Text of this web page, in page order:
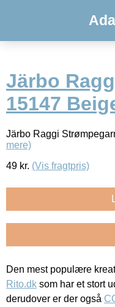
Järbo
15147
Järbo Raggi
mere)
49 kr. (Vis fragtpris)
Den mest populære
Rito.dk som har et stort
derudover er der også